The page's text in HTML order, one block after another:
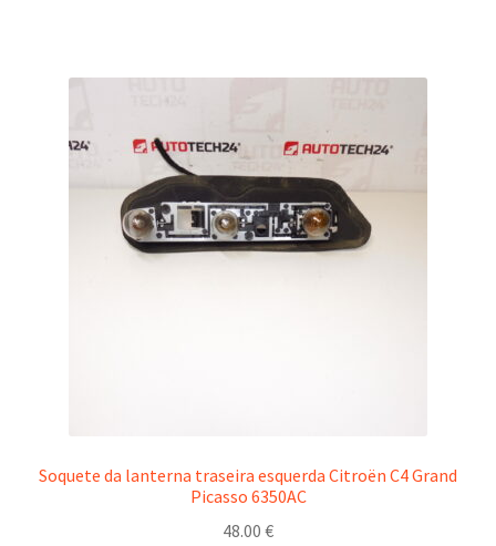
Soquete da lanterna traseira esquerda Citroën C4 Grand
Picasso 6350AC
48.00 €